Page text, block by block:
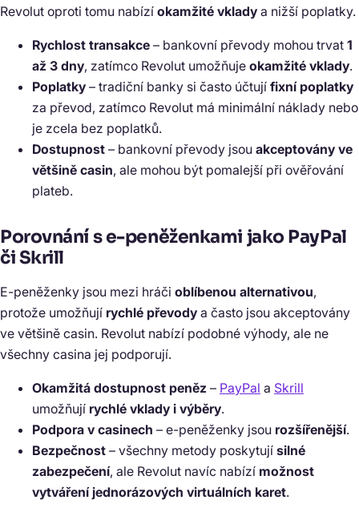
Revolut oproti tomu nabízí okamžité vklady a nižší poplatky.
Rychlost transakce – bankovní převody mohou trvat 1
až 3 dny, zatímco Revolut umožňuje okamžité vklady.
Poplatky – tradiční banky si často účtují fixní poplatky
za převod, zatímco Revolut má minimální náklady nebo
je zcela bez poplatků.
Dostupnost – bankovní převody jsou akceptovány ve
většině casin, ale mohou být pomalejší při ověřování
plateb.
Porovnání s e-peněženkami jako PayPal
či Skrill
E-peněženky jsou mezi hráči oblíbenou alternativou,
protože umožňují rychlé převody a často jsou akceptovány
ve většině casin. Revolut nabízí podobné výhody, ale ne
všechny casina jej podporují.
Okamžitá dostupnost peněz – PayPal a Skrill
umožňují rychlé vklady i výběry.
Podpora v casinech – e-peněženky jsou rozšířenější.
Bezpečnost – všechny metody poskytují silné
zabezpečení, ale Revolut navíc nabízí možnost
vytváření jednorázových virtuálních karet.